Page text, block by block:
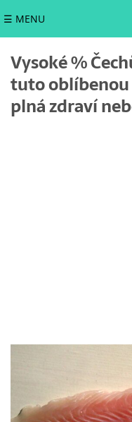
☰ MENU
Vysoké %
tuto oblíbenou
plná zdraví